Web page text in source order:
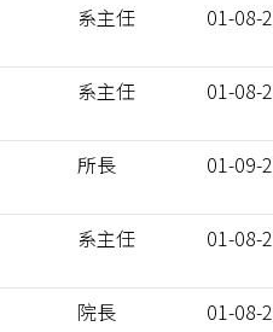
系主任 01-08-
系主任 01-08-
所長 01-09-
系主任 01-08-
院長 01-08-